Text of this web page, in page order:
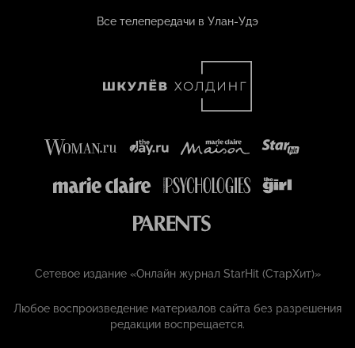
Все телепередачи в Улан-Удэ
Сетевое издание «Онлайн журнал StarHit (СтарХит)»
Любое воспроизведение материалов сайта без разрешения
редакции воспрещается.